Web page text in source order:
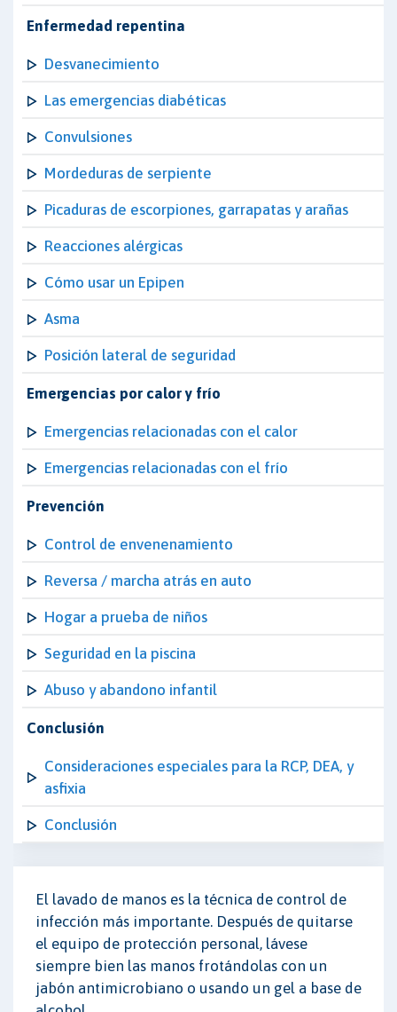
Enfermedad repentina
Desvanecimiento
Las emergencias diabéticas
Convulsiones
Mordeduras de serpiente
Picaduras de escorpiones, garrapatas y arañas
Reacciones alérgicas
Cómo usar un Epipen
Asma
Posición lateral de seguridad
Emergencias por calor y frío
Emergencias relacionadas con el calor
Emergencias relacionadas con el frío
Prevención
Control de envenenamiento
Reversa / marcha atrás en auto
Hogar a prueba de niños
Seguridad en la piscina
Abuso y abandono infantil
Conclusión
Consideraciones especiales para la RCP, DEA, y
asfixia
Conclusión
El lavado de manos es la técnica de control de
infección más importante. Después de quitarse
el equipo de protección personal, lávese
siempre bien las manos frotándolas con un
jabón antimicrobiano o usando un gel a base de